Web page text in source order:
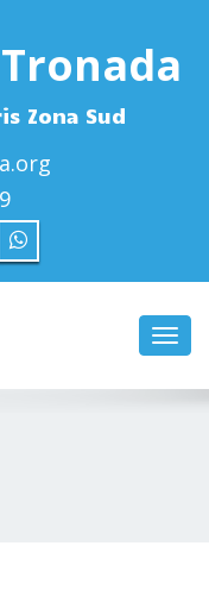
Zona Sud